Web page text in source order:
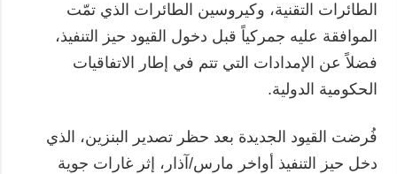
الطائرات التقنية، وكيروسين الطائرات الذي تمّت
الموافقة عليه جمركياً قبل دخول القيود حيز التنفيذ،
فضلاً عن الإمدادات التي تتم في إطار الاتفاقيات
الحكومية الدولية.
فُرضت القيود الجديدة بعد حظر تصدير البنزين، الذي
دخل حيز التنفيذ أواخر مارس/آذار، إثر غارات جوية